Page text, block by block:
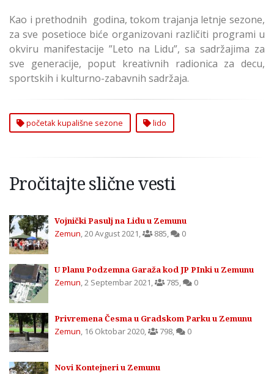
Kao i prethodnih godina, tokom trajanja letnje sezone,
za sve posetioce biće organizovani različiti programi u
okviru manifestacije ”Leto na Lidu”, sa sadržajima za
sve generacije, poput kreativnih radionica za decu,
sportskih i kulturno-zabavnih sadržaja.
početak kupališne sezone lido
Pročitajte slične vesti
Vojnički Pasulj na Lidu u Zemunu
Zemun,20 Avgust 2021, 885, 0
U Planu Podzemna Garaža kod JP PInki u Zemunu
Zemun,2 Septembar 2021, 785, 0
Privremena Česma u Gradskom Parku u Zemunu
Zemun, 16 Oktobar 2020, 798, 0
Novi Kontejneri u Zemunu